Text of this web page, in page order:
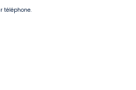
téléphone.